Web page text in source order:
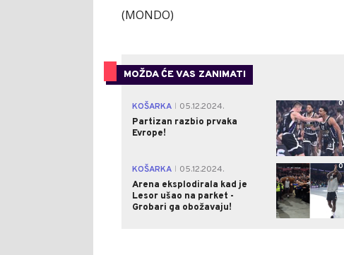
(MONDO)
MOŽDA ĆE VAS ZANIMATI
KOŠARKA
05.12.2024.
Partizan razbio prvaka
Evrope!
0
KOŠARKA
05.12.2024.
Arena eksplodirala kad je
Lesor ušao na parket -
Grobari ga obožavaju!
0